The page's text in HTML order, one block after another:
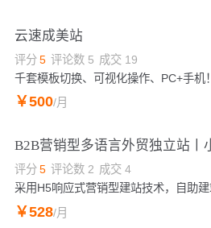
云速成美站
评分 5 评论数 5 成交 19
￥500/月
评分 5 评论数 2 成交 4
￥528/月